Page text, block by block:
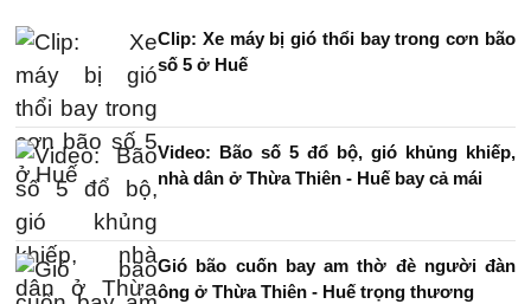
Clip: Xe máy bị gió thổi bay trong cơn bão
số 5 ở Huế
Video: Bão số 5 đổ bộ, gió khủng khiếp,
nhà dân ở Thừa Thiên - Huế bay cả mái
Gió bão cuốn bay am thờ đè người đàn
ông ở Thừa Thiên - Huế trọng thương